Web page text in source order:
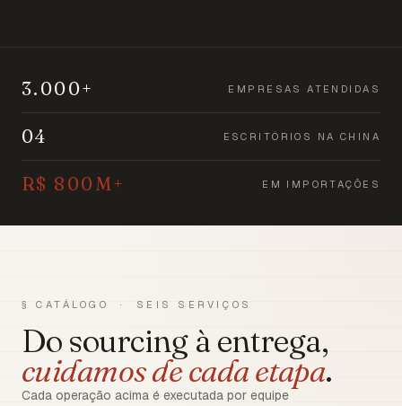
3.000+ EMPRESAS ATENDIDAS
04 ESCRITÓRIOS NA CHINA
R$ 800M+ EM IMPORTAÇÕES
§ CATÁLOGO · SEIS SERVIÇOS
Do sourcing à entrega,
cuidamos de cada etapa.
Cada operação acima é executada por equipe